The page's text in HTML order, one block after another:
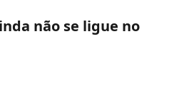
não se ligue no